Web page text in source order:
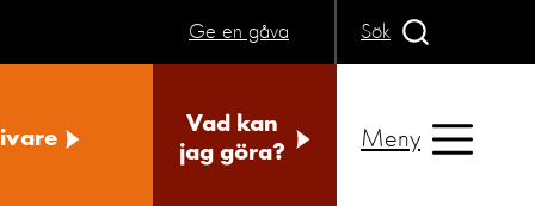
Ge en gåva Sök
Vad kan
jag göra?
Meny